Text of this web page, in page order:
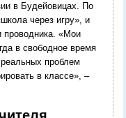
в Будейовицах. По
через игру», и
проводника. «Мои
в свободное время
проблем
в классе», –